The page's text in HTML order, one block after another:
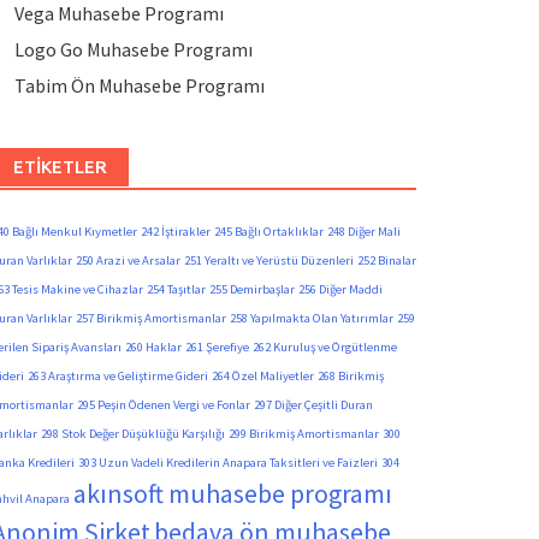
Vega Muhasebe Programı
Logo Go Muhasebe Programı
Tabim Ön Muhasebe Programı
ETIKETLER
Bağlı Menkul Kıymetler 242 İştirakler 245 Bağlı Ortaklıklar 248 Diğer Mali
Varlıklar 250 Arazi ve Arsalar 251 Yeraltı ve Yerüstü Düzenleri 252 Binalar
Tesis Makine ve Cihazlar 254 Taşıtlar 255 Demirbaşlar 256 Diğer Maddi
Varlıklar 257 Birikmiş Amortismanlar 258 Yapılmakta Olan Yatırımlar 259
Sipariş Avansları 260 Haklar 261 Şerefiye 262 Kuruluş ve Örgütlenme
263 Araştırma ve Geliştirme Gideri 264 Özel Maliyetler 268 Birikmiş
295 Peşin Ödenen Vergi ve Fonlar 297 Diğer Çeşitli Duran
298 Stok Değer Düşüklüğü Karşılığı 299 Birikmiş Amortismanlar 300
Kredileri 303 Uzun Vadeli Kredilerin Anapara Taksitleri ve Faizleri 304
Anapara akınsoft muhasebe programı